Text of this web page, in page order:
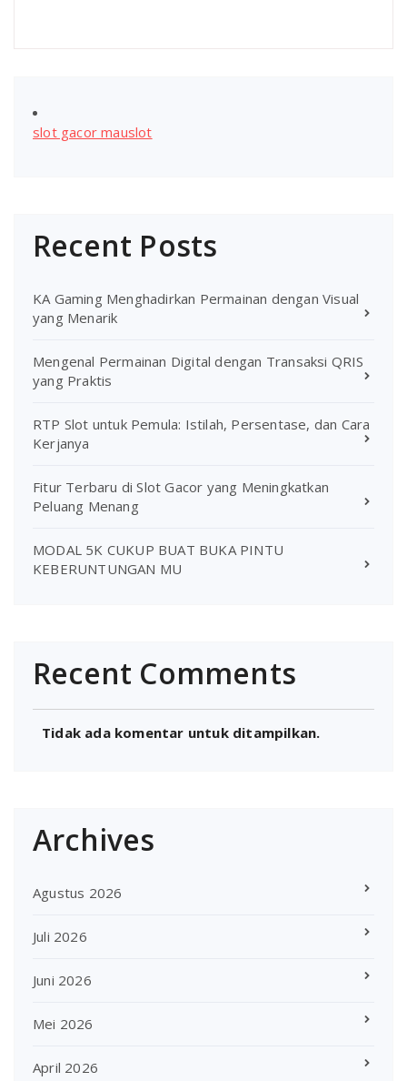
slot gacor mauslot
Recent Posts
KA Gaming Menghadirkan Permainan dengan Visual
yang Menarik
Mengenal Permainan Digital dengan Transaksi QRIS
yang Praktis
RTP Slot untuk Pemula: Istilah, Persentase, dan Cara
Kerjanya
Fitur Terbaru di Slot Gacor yang Meningkatkan
Peluang Menang
MODAL 5K CUKUP BUAT BUKA PINTU
KEBERUNTUNGAN MU
Recent Comments
Tidak ada komentar untuk ditampilkan.
Archives
Agustus 2026
Juli 2026
Juni 2026
Mei 2026
April 2026